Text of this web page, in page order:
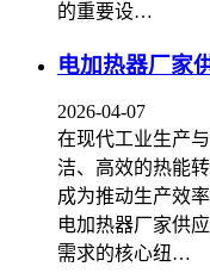
的重要设…
电加热器厂家
2026-04-07
在现代工业生产
洁、高效的热能
成为推动生产效
电加热器厂家供
需求的核心纽…